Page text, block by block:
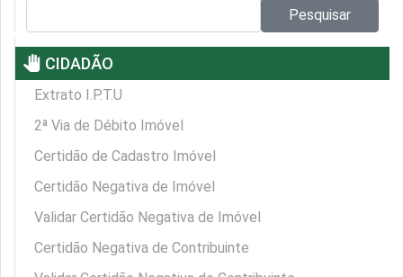
Pesquisar
pan_tool CIDADÃO
Extrato I.P.T.U
2ª Via de Débito Imóvel
Certidão de Cadastro Imóvel
Certidão Negativa de Imóvel
Validar Certidão Negativa de Imóvel
Certidão Negativa de Contribuinte